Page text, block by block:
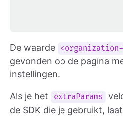
De waarde
gevonden op de pagina
instellingen.
Als je het extraParams
de SDK die je gebruikt,